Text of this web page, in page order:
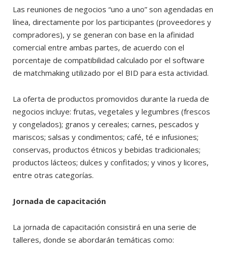
Las reuniones de negocios “uno a uno” son agendadas en
línea, directamente por los participantes (proveedores y
compradores), y se generan con base en la afinidad
comercial entre ambas partes, de acuerdo con el
porcentaje de compatibilidad calculado por el software
de matchmaking utilizado por el BID para esta actividad.
La oferta de productos promovidos durante la rueda de
negocios incluye: frutas, vegetales y legumbres (frescos
y congelados); granos y cereales; carnes, pescados y
mariscos; salsas y condimentos; café, té e infusiones;
conservas, productos étnicos y bebidas tradicionales;
productos lácteos; dulces y confitados; y vinos y licores,
entre otras categorías.
Jornada de capacitación
La jornada de capacitación consistirá en una serie de
talleres, donde se abordarán temáticas como: